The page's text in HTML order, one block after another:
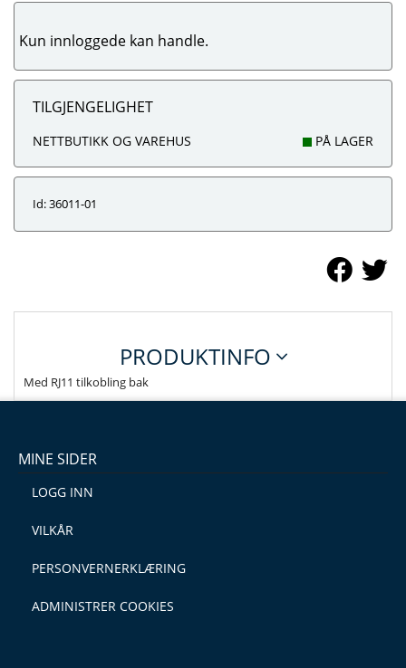
Kun innloggede kan handle.
TILGJENGELIGHET
NETTBUTIKK OG VAREHUS PÅ LAGER
Id: 36011-01
PRODUKTINFO
Med RJ11 tilkobling bak
MINE SIDER
LOGG INN
VILKÅR
PERSONVERNERKLÆRING
ADMINISTRER COOKIES